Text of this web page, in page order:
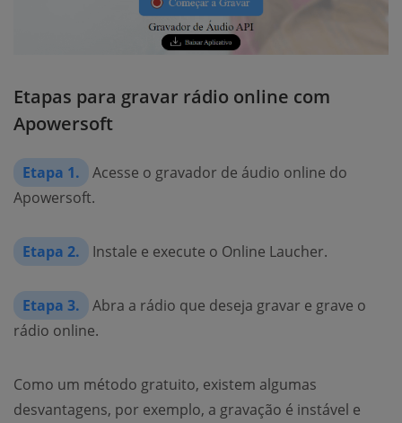
Etapas para gravar rádio online com
Apowersoft
Etapa 1.
Acesse o gravador de áudio online do
Apowersoft.
Etapa 2. Instale e execute o Online Laucher.
Etapa 3.
Abra a rádio que deseja gravar e grave o
rádio online.
Como um método gratuito, existem algumas
desvantagens, por exemplo, a gravação é instável e